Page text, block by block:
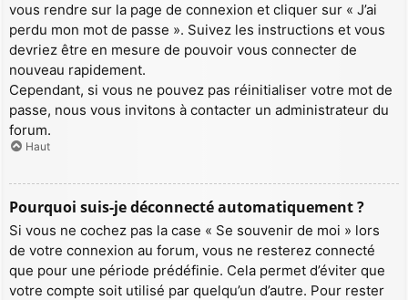
vous rendre sur la page de connexion et cliquer sur « J’ai
perdu mon mot de passe ». Suivez les instructions et vous
devriez être en mesure de pouvoir vous connecter de
nouveau rapidement.
Cependant, si vous ne pouvez pas réinitialiser votre mot de
passe, nous vous invitons à contacter un administrateur du
forum.
Haut
Pourquoi suis-je déconnecté automatiquement ?
Si vous ne cochez pas la case « Se souvenir de moi » lors
de votre connexion au forum, vous ne resterez connecté
que pour une période prédéfinie. Cela permet d’éviter que
votre compte soit utilisé par quelqu’un d’autre. Pour rester